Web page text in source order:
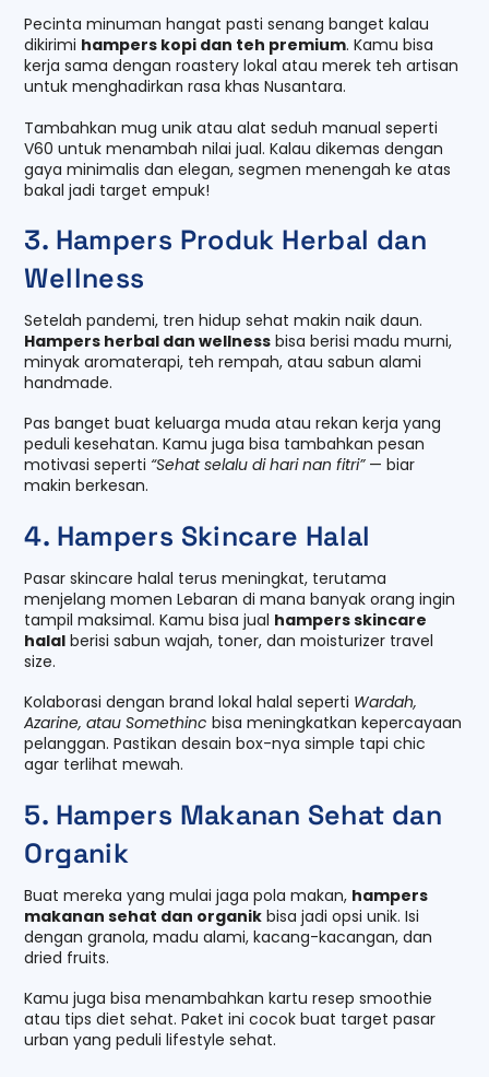
Pecinta minuman hangat pasti senang banget kalau
dikirimi hampers kopi dan teh premium. Kamu bisa
kerja sama dengan roastery lokal atau merek teh artisan
untuk menghadirkan rasa khas Nusantara.
Tambahkan mug unik atau alat seduh manual seperti
V60 untuk menambah nilai jual. Kalau dikemas dengan
gaya minimalis dan elegan, segmen menengah ke atas
bakal jadi target empuk!
3. Hampers Produk Herbal dan
Wellness
Setelah pandemi, tren hidup sehat makin naik daun.
Hampers herbal dan wellness bisa berisi madu murni,
minyak aromaterapi, teh rempah, atau sabun alami
handmade.
Pas banget buat keluarga muda atau rekan kerja yang
peduli kesehatan. Kamu juga bisa tambahkan pesan
motivasi seperti “Sehat selalu di hari nan fitri”— biar
makin berkesan.
4. Hampers Skincare Halal
Pasar skincare halal terus meningkat, terutama
menjelang momen Lebaran di mana banyak orang ingin
tampil maksimal. Kamu bisa jual hampers skincare
halal berisi sabun wajah, toner, dan moisturizer travel
size.
Kolaborasi dengan brand lokal halal seperti Wardah,
Azarine, atau Somethinc bisa meningkatkan kepercayaan
pelanggan. Pastikan desain box-nya simple tapi chic
agar terlihat mewah.
5. Hampers Makanan Sehat dan
Organik
Buat mereka yang mulai jaga pola makan, hampers
makanan sehat dan organik bisa jadi opsi unik. Isi
dengan granola, madu alami, kacang-kacangan, dan
dried fruits.
Kamu juga bisa menambahkan kartu resep smoothie
atau tips diet sehat. Paket ini cocok buat target pasar
urban yang peduli lifestyle sehat.